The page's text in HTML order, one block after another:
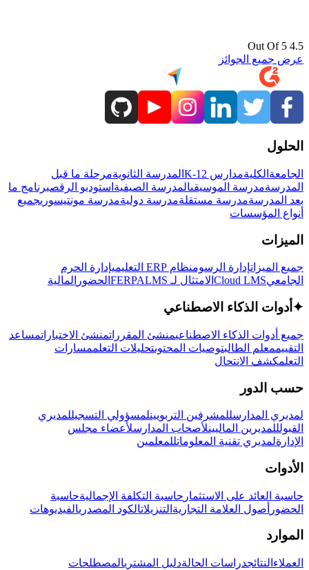
4.5 Out Of 5
عرض جميع الجوائز
الحلول
الجامعة الكليةمدارس K-12 المدرسة الثانويةمرحلة ما قبل
المدرسةمدرسة الموسيقىالمدرسة الصيفية استوديو الرقصبرنامج ما
بعد المدرسةمدرسة مستقلةمدرسة دوليةمدرسة مونتيسوريجميع
أنواع المؤسسات
الميزات
جميع الميزاتإدارة الرسومنظام ERP التعليمي
إدارة الحرم
الجامعيCloud LMS الامتثال لـ FERPA LMS الحضور المالية
✦ أدوات الذكاء الاصطناعي
جميع أدوات الذكاء الاصطناعيمنشئ المقرراتمنشئ الاختباراتمساعد
التقييممعلم الطالبتوصيات المحتوىتحليلات التعلممسارات
التعلمكشف الانتحال
حسب الدور
لمديري المدارسللمشرفين التربويينلمسؤولي التسجيللمديري
القبولللمديرين الماليينلأصحاب المدارسلأعضاء مجلس
الإدارةلمديري تقنية المعلوماتللمعلمين
الأدوات
حاسبة العائد على الاستثمار حاسبة التكلفة الإجماليةحاسبة
الحضور أصول العلامة التجارية التنزيلاتالكود المصدريالفيديوهات
الموارد
العملاء النتائجدراسات الحالةدليل المشتريالمصطلحات